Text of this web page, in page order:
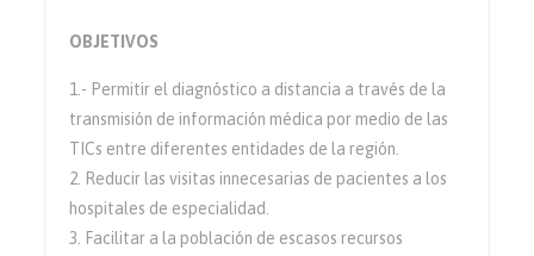
OBJETIVOS
1.- Permitir el diagnóstico a distancia a través de la
transmisión de información médica por medio de las
TICs entre diferentes entidades de la región.
2. Reducir las visitas innecesarias de pacientes a los
hospitales de especialidad.
3. Facilitar a la población de escasos recursos